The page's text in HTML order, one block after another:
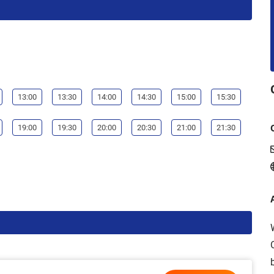
13:00 13:30 14:00 14:30 15:00 15:30
19:00 19:30 20:00 20:30 21:00 21:30